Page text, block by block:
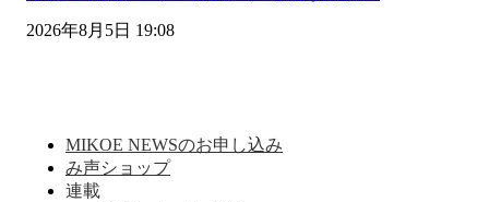
2026年8月5日 19:08
MIKOE NEWSのお申し込み
み声ショップ
連載